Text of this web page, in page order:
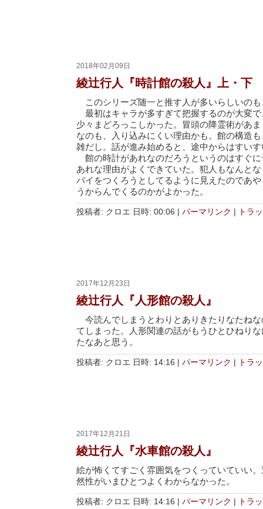
2018年02月09日
綾辻行人『時計館の殺人』上・下
このシリーズ随一と推す人が多いらしいの
最初はキャラが多すぎて把握するのが大変
少々まどろっこしかった。冒頭の降霊術があ
なのも、入り込みにくい理由かも。館の構造
雑だし。話が進み始めると、途中からはすい
館の時計があれなのだろうというのはすぐ
あれな理由がよくできていた。犯人もなんと
バイをつくろうとしてるように見えたのであ
うからんでくるのかがよかった。
投稿者: クロエ 日時: 00:06 パーマリンク トラ
2017年12月23日
綾辻行人『人形館の殺人』
今読んでしまうとわりとありきたりなたね
てしまった。人形関連の話がもうひとひねり
たなあと思う。
投稿者: クロエ 日時: 14:16 パーマリンク トラ
2017年12月21日
綾辻行人『水車館の殺人』
絵が怖くてすごく雰囲気をつくっていていい
然性がいまひとつよくわからなかった。
投稿者: クロエ 日時: 14:16 パーマリンク トラ